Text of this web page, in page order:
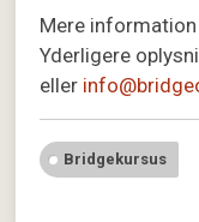
Mere information
Yderligere
eller
Bridgekursus